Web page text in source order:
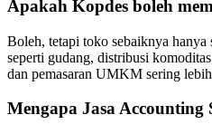
Apakah Kopdes boleh
Boleh, tetapi toko sebaiknya hanya
seperti gudang, distribusi
dan pemasaran UMKM sering
Mengapa Jasa Accounting